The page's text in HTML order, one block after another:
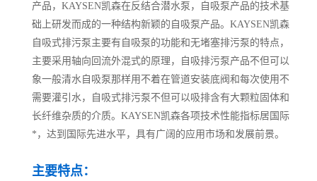
产品，KAYSEN凯森在反结合潜水泵，自吸泵产品的技术基
础上研发而成的一种结构新颖的自吸泵产品。KAYSEN凯森
自吸式排污泵主要有自吸泵的功能和无堵塞排污泵的特点，
主要采用轴向回流外混式的原理，自吸排污泵产品不但可以
象一般清水自吸泵那样用不着在管道安装底阀和每次使用不
需要灌引水，自吸式排污泵不但可以吸排含有大颗粒固体和
长纤维杂质的介质。KAYSEN凯森各项技术性能指标居国际
*，达到国际先进水平，具有广阔的应用市场和发展前景。
主要特点：